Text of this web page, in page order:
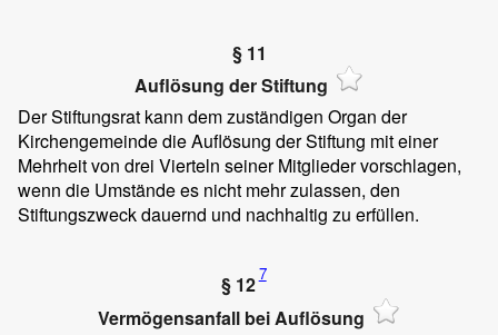
§ 11
Auflösung der Stiftung
Der Stiftungsrat kann dem zuständigen Organ der
Kirchengemeinde die Auflösung der Stiftung mit einer
Mehrheit von drei Vierteln seiner Mitglieder vorschlagen,
wenn die Umstände es nicht mehr zulassen, den
Stiftungszweck dauernd und nachhaltig zu erfüllen.
§ 127
Vermögensanfall bei Auflösung